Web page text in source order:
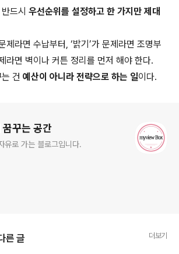
드시 우선순위를 설정하고 한 가지만 제대
제라면 수납부터, ‘밝기’가 문제라면 조명부
라면 벽이나 커튼 정리를 먼저 해야 한다.
건 예산이 아니라 전략으로 하는 일이다.
꾸는 공간
유로 가는 블로그입니다.
른 글 더보기